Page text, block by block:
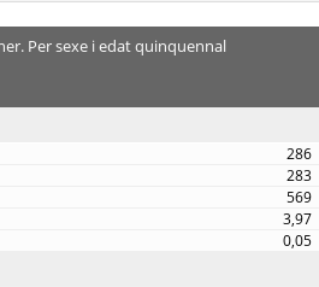
Per sexe i edat quinquennal
286
283
569
3,97
0,05